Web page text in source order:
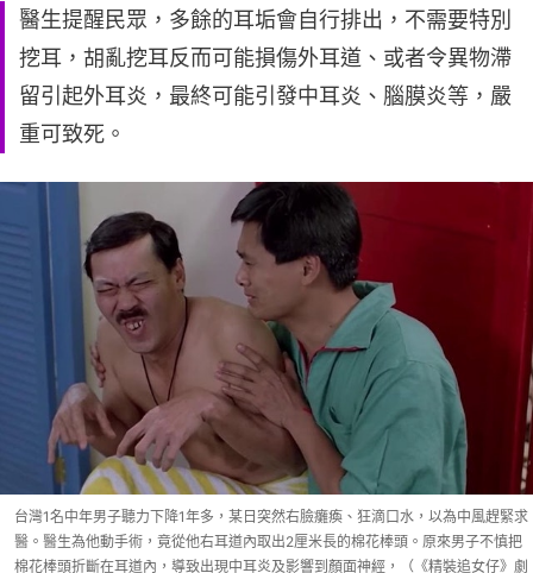
醫生提醒民眾，多餘的耳垢會自行排出，不需要特別
挖耳，胡亂挖耳反而可能損傷外耳道、或者令異物滯
留引起外耳炎，最終可能引發中耳炎、腦膜炎等，嚴
重可致死。
台灣1名中年男子聽力下降1年多，某日突然右臉癱瘓、狂滴口水，以為中風趕緊求
醫。醫生為他動手術，竟從他右耳道內取出2厘米長的棉花棒頭。原來男子不慎把
棉花棒頭折斷在耳道內，導致出現中耳炎及影響到顏面神經，（《精裝追女仔》劇